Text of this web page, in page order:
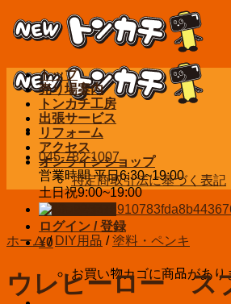
to
content
045-782-1007
営業時間 平日6:30~19:00
土日祝9:00~19:00
お問い合わせ
ログイン / 登録
¥0
お買い物カゴに商品があり
トップ
売り場案内
トンカチ工房
出張サービス
リフォーム
アクセス
オンラインショップ
特定商取引法に基づく表記
ホーム / DIY用品 / 塗料・ペンキ
ウレヒーロー ス